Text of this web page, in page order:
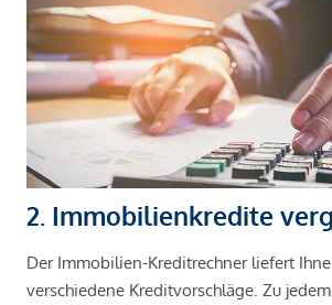
2. Immobilienkredite
Der Immobilien-Kreditrechner liefert
verschiedene Kreditvorschläge. Zu